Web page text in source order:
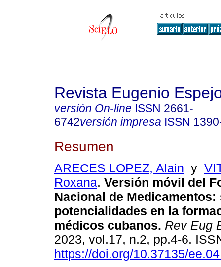
Revista Eugenio
versión On-line ISSN 2661-
6742versión impresa ISSN
Resumen
ARECES LOPEZ, Alain y
Roxana. Versión móvil del
Nacional de Medicamentos:
potencialidades en la
médicos cubanos. Rev Eug
2023, vol.17, n.2, pp.4-6.
https://doi.org/10.37135/